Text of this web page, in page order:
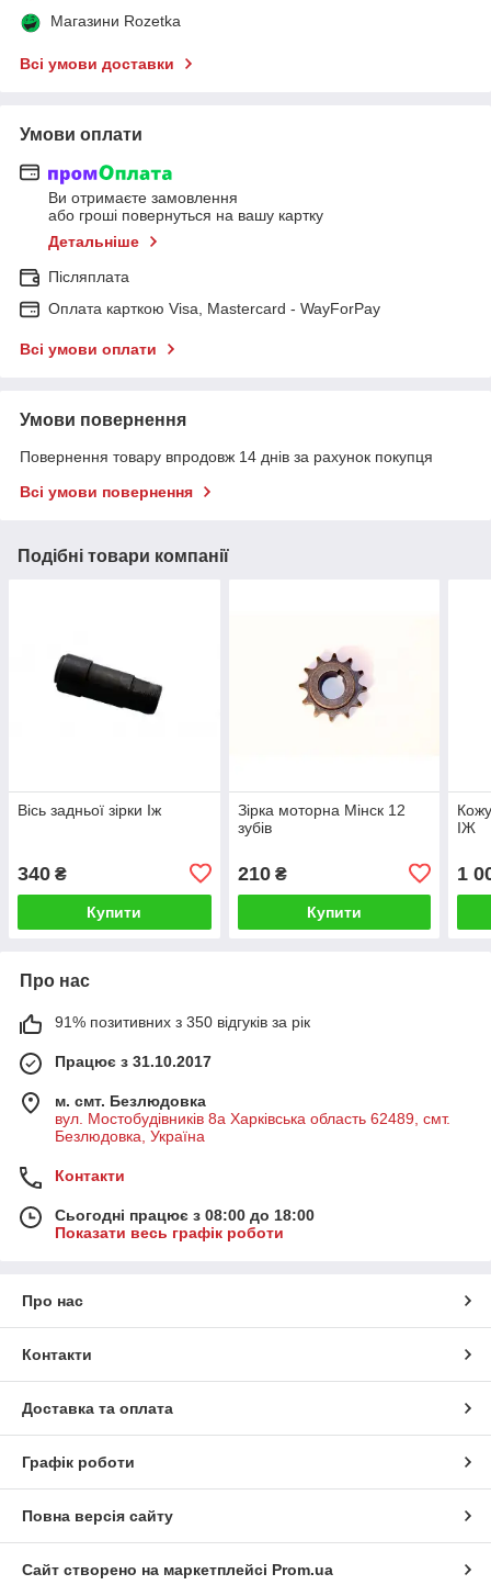
Магазини Rozetka
Всі умови доставки
Умови оплати
Ви отримаєте замовлення
або гроші повернуться на вашу картку
Детальніше
Післяплата
Оплата карткою Visa, Mastercard - WayForPay
Всі умови оплати
Умови повернення
Повернення товару впродовж 14 днів за рахунок покупця
Всі умови повернення
Подібні товари компанії
Вісь задньої зірки Іж
340 ₴
Купити
Зірка моторна Мінск 12
зубів
210₴
Купити
ІЖ
1
Про нас
91% позитивних з 350 відгуків за рік
Працює з 31.10.2017
м. смт. Безлюдовка
вул. Мостобудівників 8а Харківська область 62489, смт.
Безлюдовка, Україна
Контакти
Сьогодні працює з 08:00 до 18:00
Показати весь графік роботи
Про нас
Контакти
Доставка та оплата
Графік роботи
Повна версія сайту
Сайт створено на маркетплейсі Prom.ua